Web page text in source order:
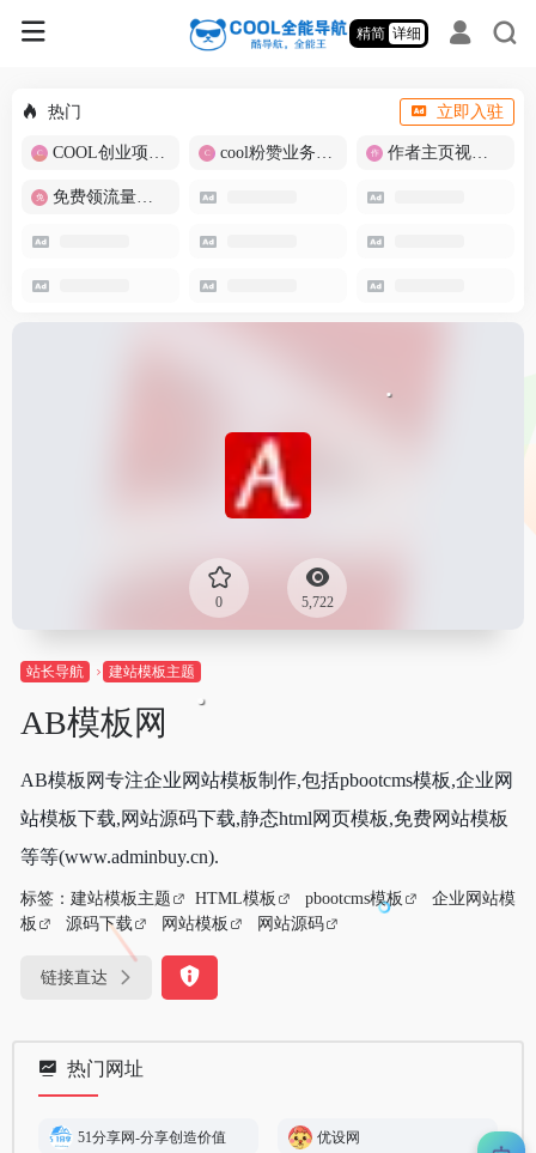
精简 详细
热门 立即入驻
COOL创业项目商城 cool粉赞业务商城【爆粉引流】 作者主页视频批量提取
免费领流量卡-包邮
0 5,722
站长导航 建站模板主题
AB模板网
AB模板网专注企业网站模板制作,包括pbootcms模板,企业网
站模板下载,网站源码下载,静态html网页模板,免费网站模板
等等(www.adminbuy.cn).
标签： 建站模板主题 HTML模板 pbootcms模板
企业网站模
板
源码下载 网站模板 网站源码
链接直达
热门网址
51分享网-分享创造价值 优设网